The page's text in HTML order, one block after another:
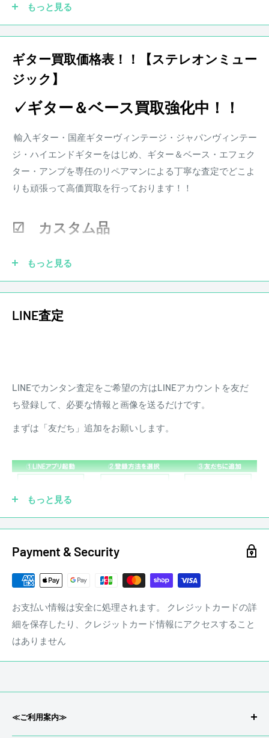
Ｖシェイプのネックにはメイプル1Ｐを採用。フラットな9.5
インチ指板ラディアスの指板には演奏性の高いナロー・トー
ルフレットを搭載。
ハードウェア類も抜かりなく、マシンヘッドにはFender刻印
の入ったヴィンテージスタイルのクルーソンペグを搭載。ブ
リッジにはPure Vintage 6-Saddle Synchronized Tremoloを搭
載。
Single-Coil Stratをマウント。当時の仕様を再現しており、
ハリのある繊細なクリーンサウンドから、メリハリの利いた
演奏に支障はなく調整されたプレイヤーズコンディション。
【付属品についてのご案内】
・商品ランクは付属品の状態を含みません。
■NECK:Maple 1P
■PICKUPS:Fender Pure Vintage ‘59 Single-Coil Strat
商品状態
中古品 キズあり
※状態は画像にてご確認ください。
店頭にて買取を行った中古品となります
※大きく目立つキズや、写真に写るキズのみ撮影しておりま
す
当店専任リペアマンによるメンテナンス済みです。
■ ネック状態 ： ほぼストレート
干異なる場合がございます。予めご了承ください。
●保証書が付属している商品につきましては購入から1年とな
ります。保証期
間中、正常なご使用状況のもとで発生した故
障につきましては、無料で調整・修理致します。
楽器本体に対する保証となります。消耗部品、付属品、セッ
ト等に含まれる楽器本体以外の商品に関しましては保証の対
象外となります。また、配送にかかる費用は原則お客様負担
となります。
などがあった場合、弊社にて調整、リペアの対応をさせて頂
もっと見る
ギター買取価格表！！【ステレオンミュー
ジック】
✓ギター＆ベース買取強化中！！
輸入ギター・国産ギターヴィンテージ・ジャパンヴィンテー
ジ・ハイエンドギターをはじめ、ギター＆ベース・エフェク
ター・アンプを専任のリペアマンによる丁寧な査定でどこよ
りも頑張って高価買取を行っております！！
☑ カスタム品
ピックアップを社外品に交換していても大丈夫です！もちろ
ん純正品がなくても買取させていただきます。他にも、ブリ
取させていただきます。
☑ 傷あり
もっと見る
LINE査定
LINEでカンタン査定をご希望の方はLINEアカウントを友だ
ち登録して、必要な情報と画像を送るだけです。
まずは「友だち」追加をお願いします。
stereon music LINE QRコード
もっと見る
Payment & Security
お支払い情報は安全に処理されます。 クレジットカードの詳
細を保存したり、クレジットカード情報にアクセスすること
はありません
≪ご利用案内≫